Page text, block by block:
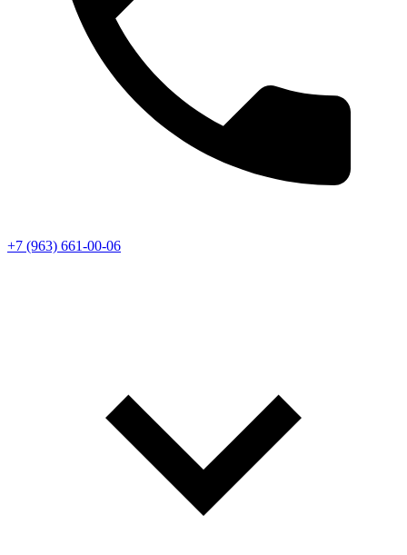
+7 (963) 661-00-06